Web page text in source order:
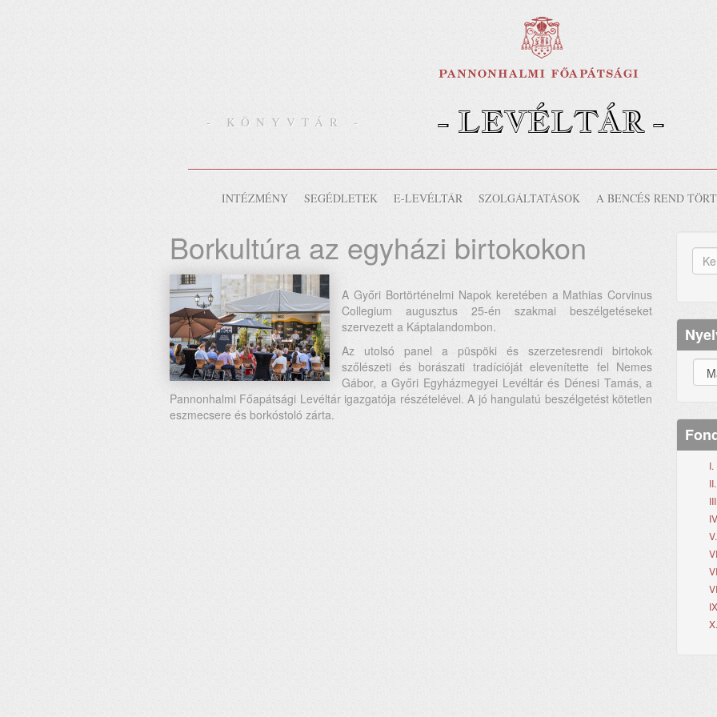
- KÖNYVTÁR - - LEVÉLTÁR -
INTÉZMÉNY SEGÉDLETEK E-LEVÉLTÁR SZOLGÁLTATÁSOK A BENCÉS REND
Borkultúra az egyházi birtokokon
A Győri Bortörténelmi Napok keretében a Mathias Corvinus
Collegium augusztus 25-én szakmai beszélgetéseket
szervezett a Káptalandombon.
Az utolsó panel a püspöki és szerzetesrendi birtokok
szőlészeti és borászati tradícióját elevenítette fel Nemes
Gábor, a Győri Egyházmegyei Levéltár és Dénesi Tamás, a
Pannonhalmi Főapátsági Levéltár igazgatója részételével. A jó hangulatú beszélgetést kötetlen
eszmecsere és borkóstoló zárta.